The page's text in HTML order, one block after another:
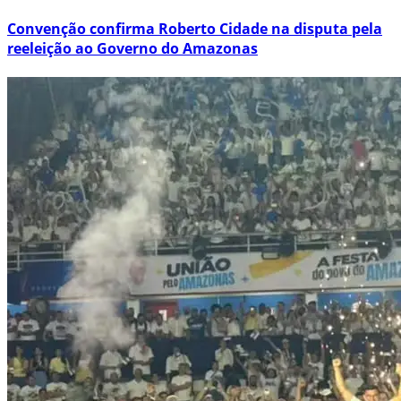
Convenção confirma Roberto Cidade na disputa pela
reeleição ao Governo do Amazonas